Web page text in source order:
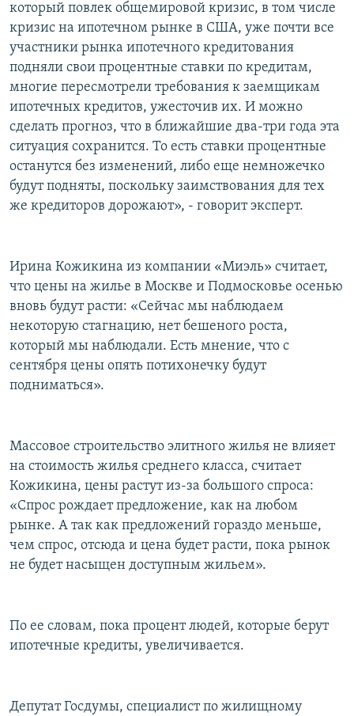
который повлек общемировой кризис, в том числе
кризис на ипотечном рынке в США, уже почти все
участники рынка ипотечного кредитования
подняли свои процентные ставки по кредитам,
многие пересмотрели требования к заемщикам
ипотечных кредитов, ужесточив их. И можно
сделать прогноз, что в ближайшие два-три года эта
ситуация сохранится. То есть ставки процентные
останутся без изменений, либо еще немножечко
будут подняты, поскольку заимствования для тех
же кредиторов дорожают», - говорит эксперт.
Ирина Кожикина из компании «Миэль» считает,
что цены на жилье в Москве и Подмосковье осенью
вновь будут расти: «Сейчас мы наблюдаем
некоторую стагнацию, нет бешеного роста,
который мы наблюдали. Есть мнение, что с
сентября цены опять потихонечку будут
подниматься».
Массовое строительство элитного жилья не влияет
на стоимость жилья среднего класса, считает
Кожикина, цены растут из-за большого спроса:
«Спрос рождает предложение, как на любом
рынке. А так как предложений гораздо меньше,
чем спрос, отсюда и цена будет расти, пока рынок
не будет насыщен доступным жильем».
По ее словам, пока процент людей, которые берут
ипотечные кредиты, увеличивается.
Депутат Госдумы, специалист по жилищному